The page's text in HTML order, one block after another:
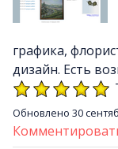
графика,
дизайн. Есть
Обновлено 30